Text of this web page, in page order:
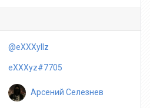
@eXXXyllz
eXXXyz#7705
Арсений Селезнев